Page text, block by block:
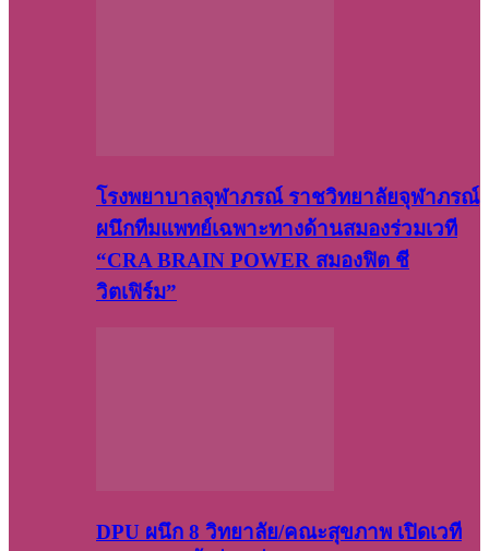
โรงพยาบาลจุฬาภรณ์ ราชวิทยาลัยจุฬาภรณ์
ผนึกทีมแพทย์เฉพาะทางด้านสมองร่วมเวที
“CRA BRAIN POWER สมองฟิต ชี
วิตเฟิร์ม”
DPU ผนึก 8 วิทยาลัย/คณะสุขภาพ เปิดเวที